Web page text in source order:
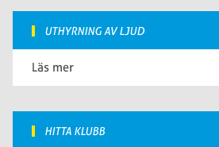
UTHYRNING AV LJUD
Läs mer
HITTA KLUBB